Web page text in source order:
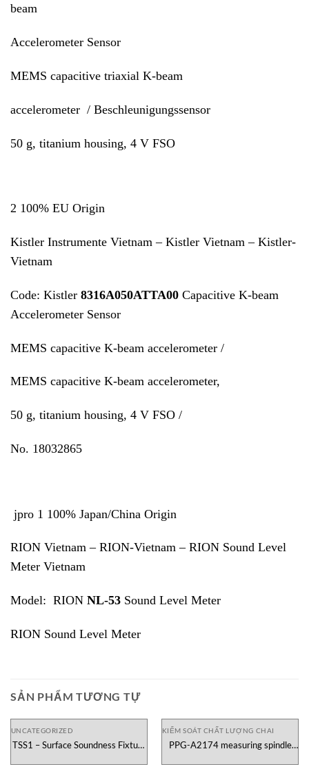
beam
Accelerometer Sensor
MEMS capacitive triaxial K-beam
accelerometer / Beschleunigungssensor
50 g, titanium housing, 4 V FSO
2 100% EU Origin
Kistler Instrumente Vietnam – Kistler Vietnam – Kistler-
Vietnam
Code: Kistler 8316A050ATTA00 Capacitive K-beam
Accelerometer Sensor
MEMS capacitive K-beam accelerometer /
MEMS capacitive K-beam accelerometer,
50 g, titanium housing, 4 V FSO /
No. 18032865
jpro 1 100% Japan/China Origin
RION Vietnam – RION-Vietnam – RION Sound Level
Meter Vietnam
Model: RION NL-53 Sound Level Meter
RION Sound Level Meter
SẢN PHẨM TƯƠNG TỰ
UNCATEGORIZED
TSS1 – Surface Soundness Fixture
KIỂM SOÁT CHẤT LƯỢNG CHAI
PPG-A2174 measuring spindle